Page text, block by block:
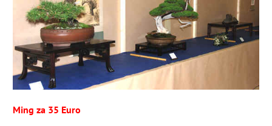
Ming za 35 Euro